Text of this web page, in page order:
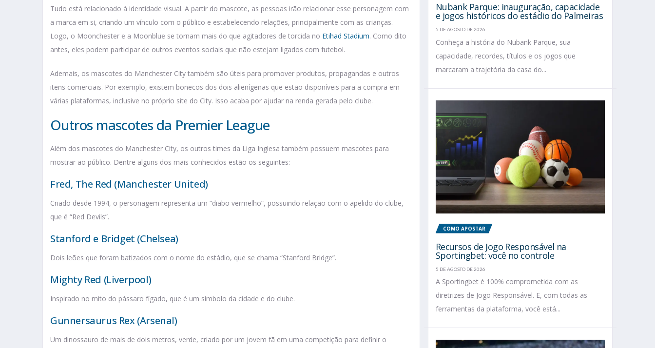
Tudo está relacionado à identidade visual. A partir do mascote, as pessoas irão relacionar esse personagem com
a marca em si, criando um vínculo com o público e estabelecendo relações, principalmente com as crianças.
Logo, o Moonchester e a Moonblue se tornam mais do que agitadores de torcida no Etihad Stadium. Como dito
antes, eles podem participar de outros eventos sociais que não estejam ligados com futebol.
Ademais, os mascotes do Manchester City também são úteis para promover produtos, propagandas e outros
itens comerciais. Por exemplo, existem bonecos dos dois alienígenas que estão disponíveis para a compra em
várias plataformas, inclusive no próprio site do City. Isso acaba por ajudar na renda gerada pelo clube.
Outros mascotes da Premier League
Além dos mascotes do Manchester City, os outros times da Liga Inglesa também possuem mascotes para
mostrar ao público. Dentre alguns dos mais conhecidos estão os seguintes:
Fred, The Red (Manchester United)
Criado desde 1994, o personagem representa um “diabo vermelho”, possuindo relação com o apelido do clube,
que é “Red Devils”.
Stanford e Bridget (Chelsea)
Dois leões que foram batizados com o nome do estádio, que se chama “Stanford Bridge”.
Mighty Red (Liverpool)
Inspirado no mito do pássaro fígado, que é um símbolo da cidade e do clube.
Gunnersaurus Rex (Arsenal)
Um dinossauro de mais de dois metros, verde, criado por um jovem fã em uma competição para definir o
Nubank Parque: inauguração, capacidade
e jogos históricos do estádio do Palmeiras
5 DE AGOSTO DE 2026
Conheça a história do Nubank Parque, sua
capacidade, recordes, títulos e os jogos que
marcaram a trajetória da casa do...
COMO APOSTAR
Recursos de Jogo Responsável na
Sportingbet: você no controle
5 DE AGOSTO DE 2026
A Sportingbet é 100% comprometida com as
diretrizes de Jogo Responsável. E, com todas as
ferramentas da plataforma, você está...